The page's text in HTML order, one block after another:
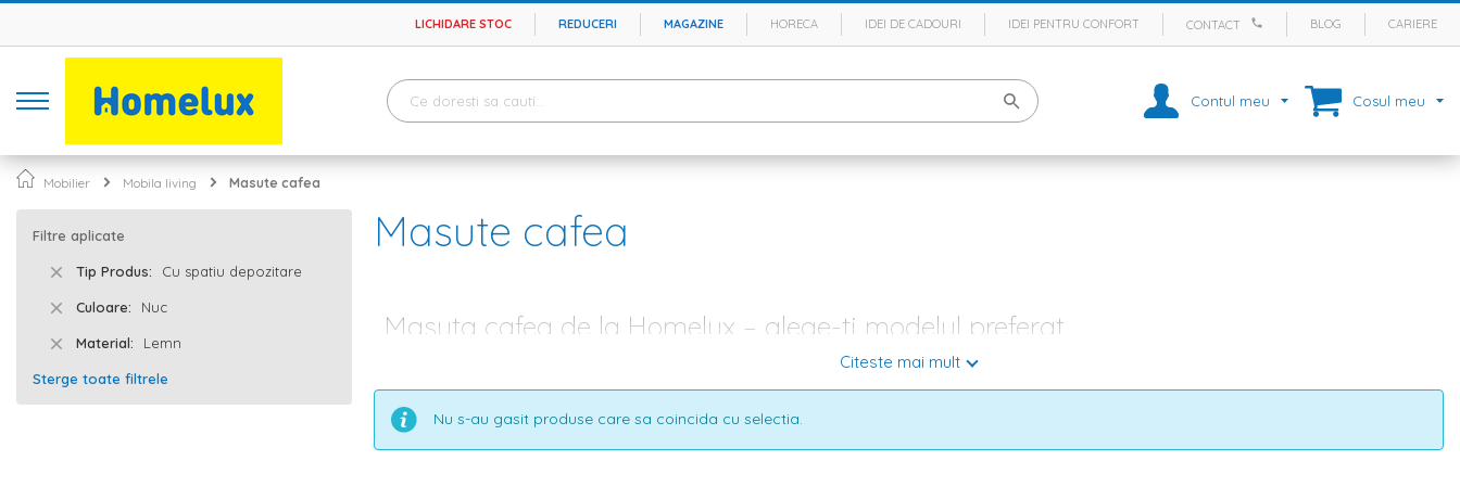
LICHIDARE STOC REDUCERI MAGAZINE HORECA IDEI DE CADOURI IDEI PENTRU CONFORT CONTACT BLOG CARIERE
Contul meu Cosul meu
Mobilier Mobila living Masute cafea
Masute cafea
Masuta cafea de la Homelux – alege-ti modelul preferat
Livingul este incaperea in care se aduna seara de seara intreaga familie, este locul in care iti intampini cu drag musafirii si petreci timp de calitate
impreuna cu acestia, asa ca nu e de mirare ca iti doresti sa creezi o atmosfera calda si primitoare in aceasta incapere. Din acest motiv, Homelux te
intampina cu o gama diversificata de
gama diversificata demobila bucatarie , dormitor si baie.
Citeste mai mult
Nu s-au gasit produse care sa coincida cu selectia.
Filtre aplicate
Tip Produs Cu spatiu depozitare
Culoare Nuc
Material Lemn
Sterge toate filtrele